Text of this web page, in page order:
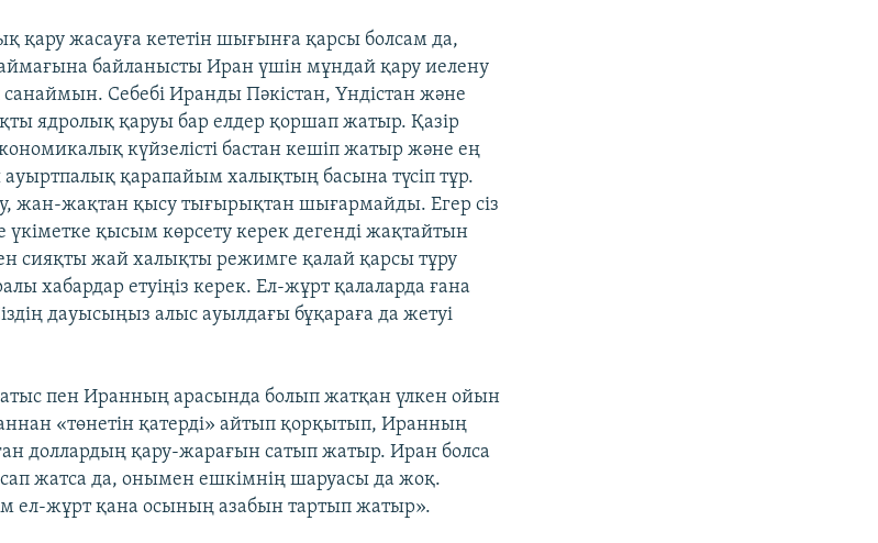
қару жасауға кететін шығынға қарсы болсам да,
байланысты Иран үшін мұндай қару иелену
санаймын. Себебі Иранды Пәкістан, Үндістан және
ядролық қаруы бар елдер қоршап жатыр. Қазір
күйзелісті бастан кешіп жатыр және ең
қарапайым халықтың басына түсіп тұр.
жан-жақтан қысу тығырықтан шығармайды. Егер сіз
қысым көрсету керек дегенді жақтайтын
сияқты жай халықты режимге қалай қарсы тұру
хабардар етуіңіз керек. Ел-жұрт қалаларда ғана
дауысыңыз алыс ауылдағы бұқараға да жетуі
пен Иранның арасында болып жатқан үлкен ойын
«төнетін қатерді» айтып қорқытып, Иранның
доллардың қару-жарағын сатып жатыр. Иран болса
жатса да, онымен ешкімнің шаруасы да жоқ.
ел-жұрт қана осының азабын тартып жатыр».